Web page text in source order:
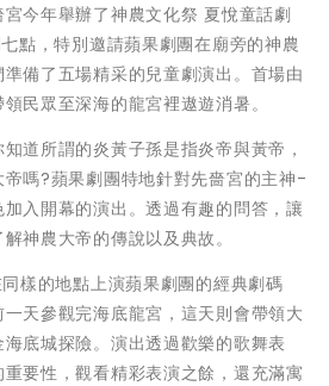
今年舉辦了神農文化祭 夏悅童話劇
點，特別邀請蘋果劇團在廟旁的神農
備了五場精采的兒童劇演出。首場由
民眾至深海的龍宮裡遨遊消暑。
道所謂的炎黃子孫是指炎帝與黃帝，
嗎?蘋果劇團特地針對先嗇宮的主神-
入開幕的演出。透過有趣的問答，讓
神農大帝的傳說以及典故。
樣的地點上演蘋果劇團的經典劇碼
一天參觀完海底龍宮，這天則會帶領大
底城探險。演出透過歡樂的歌舞表
要性，觀看精彩表演之餘，還充滿寓